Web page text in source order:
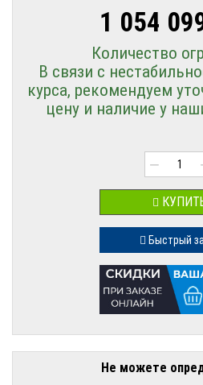
1 054
Количество
В связи с
курса, рекомендуем
цену и наличие у
−
Быстрый
Не можете